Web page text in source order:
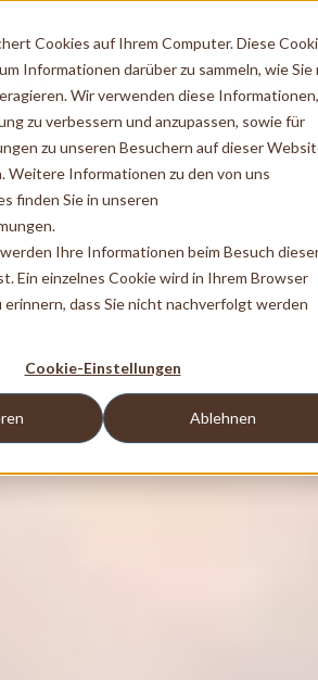
Cookies auf Ihrem Computer. Diese
Informationen darüber zu sammeln, wie Sie
Wir verwenden diese
zu verbessern und anzupassen, sowie für
zu unseren Besuchern auf dieser
Weitere Informationen zu den von uns
finden Sie in unseren
Ihre Informationen beim Besuch
Ein einzelnes Cookie wird in Ihrem Browser
erinnern, dass Sie nicht nachverfolgt werden
Cookie-Einstellungen
Ablehnen